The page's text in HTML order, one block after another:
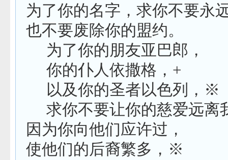
为了你的名字，求你不要永
也不要废除你的盟约。
为了你的朋友亚巴郎，
你的仆人依撒格， +
以及你的圣者以色列，※
求你不要让你的慈爱远离
因为你向他们应许过，
使他们的后裔繁多，※